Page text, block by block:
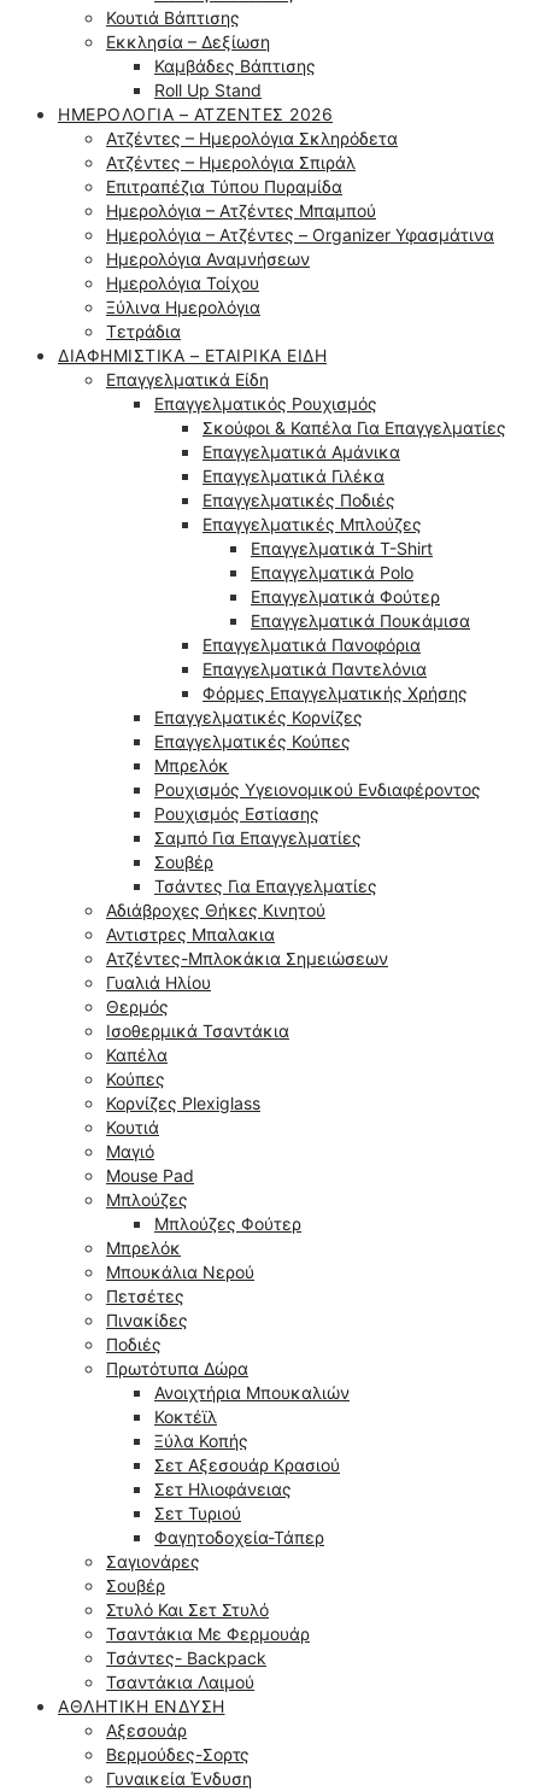
Κουτιά Βάπτισης
Εκκλησία – Δεξίωση
Καμβάδες Βάπτισης
Roll Up Stand
ΗΜΕΡΟΛΌΓΙΑ – ΑΤΖΈΝΤΕΣ 2026
Ατζέντες – Ημερολόγια Σκληρόδετα
Ατζέντες – Ημερολόγια Σπιράλ
Επιτραπέζια Τύπου Πυραμίδα
Ημερολόγια – Ατζέντες Μπαμπού
Ημερολόγια – Ατζέντες – Organizer Υφασμάτινα
Ημερολόγια Αναμνήσεων
Ημερολόγια Τοίχου
Ξύλινα Ημερολόγια
Τετράδια
ΔΙΑΦΗΜΙΣΤΙΚΆ – ΕΤΑΙΡΙΚΆ ΕΊΔΗ
Επαγγελματικά Είδη
Επαγγελματικός Ρουχισμός
Σκούφοι & Καπέλα Για Επαγγελματίες
Επαγγελματικά Αμάνικα
Επαγγελματικά Γιλέκα
Επαγγελματικές Ποδιές
Επαγγελματικές Μπλούζες
Επαγγελματικά T-Shirt
Επαγγελματικά Polo
Επαγγελματικά Φούτερ
Επαγγελματικά Πουκάμισα
Επαγγελματικά Πανοφόρια
Επαγγελματικά Παντελόνια
Φόρμες Επαγγελματικής Χρήσης
Επαγγελματικές Κορνίζες
Επαγγελματικές Κούπες
Μπρελόκ
Ρουχισμός Υγειονομικού Ενδιαφέροντος
Ρουχισμός Εστίασης
Σαμπό Για Επαγγελματίες
Σουβέρ
Τσάντες Για Επαγγελματίες
Αδιάβροχες Θήκες Κινητού
Αντιστρες Μπαλακια
Ατζέντες-Μπλοκάκια Σημειώσεων
Γυαλιά Ηλίου
Θερμός
Ισοθερμικά Τσαντάκια
Καπέλα
Κούπες
Κορνίζες Plexiglass
Κουτιά
Μαγιό
Mouse Pad
Μπλούζες
Μπλούζες Φούτερ
Μπρελόκ
Μπουκάλια Νερού
Πετσέτες
Πινακίδες
Ποδιές
Πρωτότυπα Δώρα
Ανοιχτήρια Μπουκαλιών
Κοκτέϊλ
Ξύλα Κοπής
Σετ Αξεσουάρ Κρασιού
Σετ Ηλιοφάνειας
Σετ Τυριού
Φαγητοδοχεία-Τάπερ
Σαγιονάρες
Σουβέρ
Στυλό Και Σετ Στυλό
Τσαντάκια Με Φερμουάρ
Τσάντες- Backpack
Τσαντάκια Λαιμού
ΑΘΛΗΤΙΚΉ ΈΝΔΥΣΗ
Αξεσουάρ
Βερμούδες-Σορτς
Γυναικεία Ένδυση